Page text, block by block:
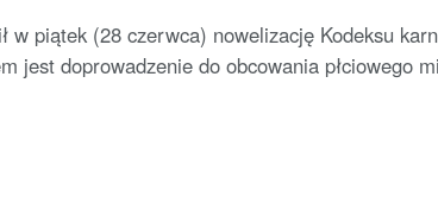
w piątek (28 czerwca) nowelizację Kodeksu
jest doprowadzenie do obcowania płciowego